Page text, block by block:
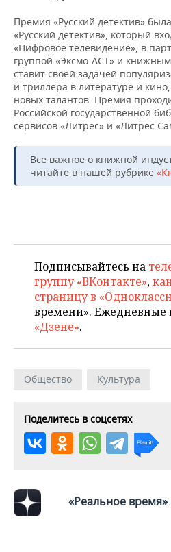
Премия «Русский детектив»
«Русский детектив», который
«Цифровое телевидение», в
группой «Эксмо-АСТ» и
ставит своей задачей
и триллера в литературе и
новых талантов. Премия
Российской государственной
сервисов «Литрес» и «Литрес
Все важное о книжной
читайте в нашей рубрике
Подписывайтесь на
группу «ВКонтакте»,
страницу в
времени». Ежедневные
«Дзене».
Общество Культура
Поделитесь в соцсетях
«Реальное время»